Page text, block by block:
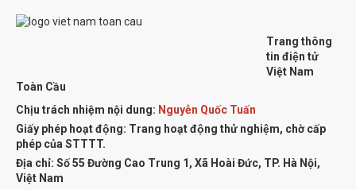
Trang thông
tin điện tử
Việt Nam
Toàn Cầu
Chịu trách nhiệm nội dung: Nguyễn Quốc Tuấn
Giấy phép hoạt động: Trang hoạt động thử nghiệm, chờ cấp
phép của STTTT.
Địa chỉ: Số 55 Đường Cao Trung 1, Xã Hoài Đức, TP. Hà Nội,
Việt Nam